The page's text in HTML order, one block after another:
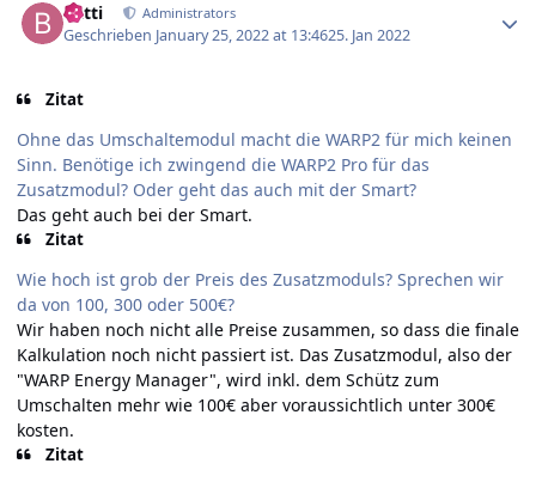
batti Administrators
Geschrieben January 25, 2022 at 13:4625. Jan 2022
Zitat
Ohne das Umschaltemodul macht die WARP2 für mich keinen
Sinn. Benötige ich zwingend die WARP2 Pro für das
Zusatzmodul? Oder geht das auch mit der Smart?
Das geht auch bei der Smart.
Zitat
Wie hoch ist grob der Preis des Zusatzmoduls? Sprechen wir
da von 100, 300 oder 500€?
Wir haben noch nicht alle Preise zusammen, so dass die finale
Kalkulation noch nicht passiert ist. Das Zusatzmodul, also der
"WARP Energy Manager", wird inkl. dem Schütz zum
Umschalten mehr wie 100€ aber voraussichtlich unter 300€
kosten.
Zitat